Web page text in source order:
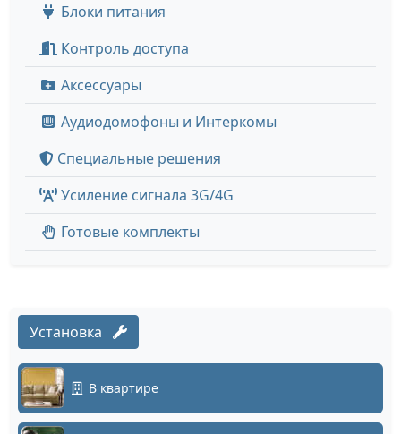
Блоки питания
Контроль доступа
Аксессуары
Аудиодомофоны и Интеркомы
Специальные решения
Усиление сигнала 3G/4G
Готовые комплекты
Установка
В квартире